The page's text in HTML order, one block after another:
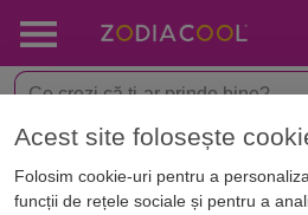
Acasă Zodii Zodiac chinezesc
Compatibilitate
Acest site folosește
Folosim cookie-uri pentru a
funcții de rețele sociale și pentru a